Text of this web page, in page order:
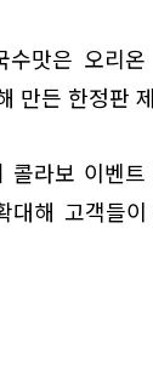
맛은 오리
만든 한정판
콜라보 이벤
대해 고객들